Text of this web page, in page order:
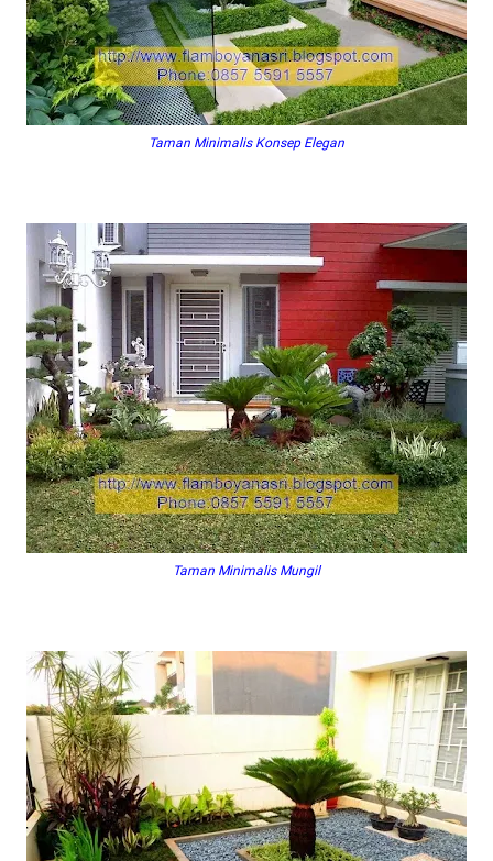
Taman Minimalis Konsep Elegan
Taman Minimalis Mungil